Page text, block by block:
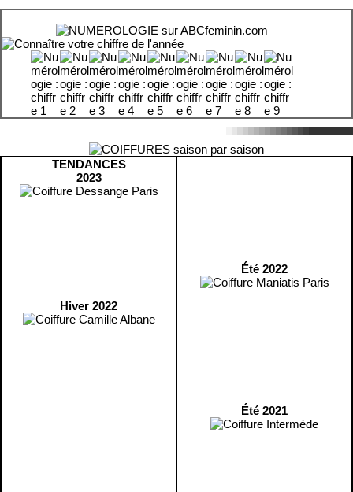
TENDANCES
2023
Hiver 2022
Été 2022
Été 2021